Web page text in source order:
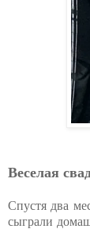
Веселая
Спустя два
сыграли